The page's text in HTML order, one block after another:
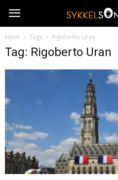
Hjem Tags Rigoberto Uran
Tag: Rigoberto Uran